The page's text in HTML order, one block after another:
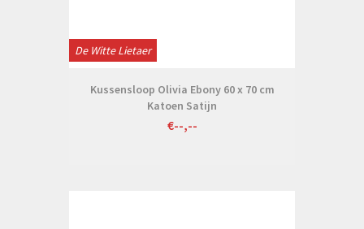
De Witte Lietaer
Kussensloop Olivia Ebony 60 x 70 cm
Katoen Satijn
€--,--